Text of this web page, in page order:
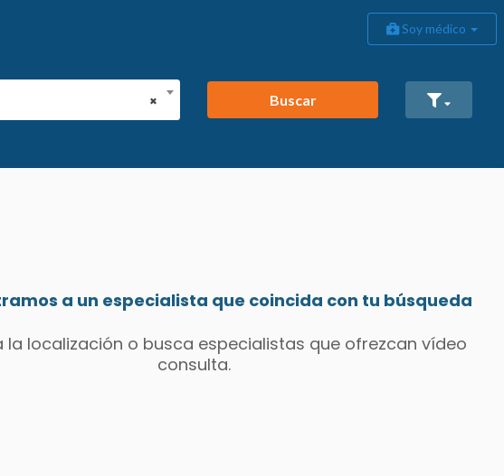
Soy médico
×
Buscar
a un especialista que coincida con tu búsqueda
localización o busca especialistas que ofrezcan vídeo
consulta.